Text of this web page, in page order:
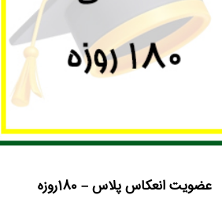
عضویت انعکاس پلاس – 180روزه